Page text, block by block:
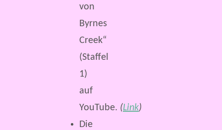
von
Byrnes
Creek“
(Staffel
1)
auf
YouTube. (Link)
Die